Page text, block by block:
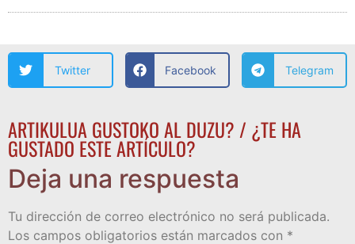
Twitter Facebook Telegram
ARTIKULUA GUSTOKO AL DUZU? / ¿TE HA
GUSTADO ESTE ARTÍCULO?
Deja una respuesta
Tu dirección de correo electrónico no será publicada.
Los campos obligatorios están marcados con *